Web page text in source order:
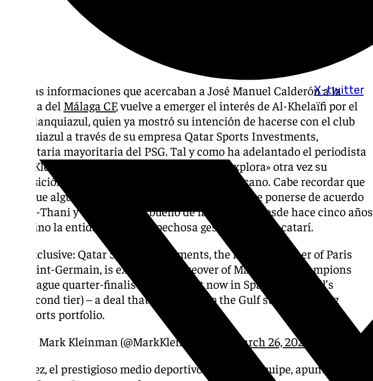
X-twitter
Tras las informaciones que acercaban a José Manuel Calderón a la
compra del Málaga CF, vuelve a emerger el interés de Al-Khelaïfi por el
club blanquiazul, quien ya mostró su intención de hacerse con el club
blanquiazul a través de su empresa Qatar Sports Investments,
propietaria mayoritaria del PSG. Tal y como ha adelantado el periodista
Mark Kleinman en ‘X’, dicha multinacional «explora» otra vez su
adquisición al intuirse un final judicial más cercano. Cabe recordar que
para que alguien nuevo compre el Málaga tiene que ponerse de acuerdo
con Al-Thani y tener el visto bueno de la jueza que desde hace cinco años
intervino la entidad por la sospechosa gestión el jeque catarí.
Exclusive: Qatar Sports Investments, the majority-owner of Paris
Saint-Germain, is exploring a takeover of Malaga CF (Champions
League quarter-finalists in 2013 but now in Spanish football’s
second tier) – a deal that would add to the Gulf state’s growing
sports portfolio.
— Mark Kleinman (@MarkKleinmanSky)
March 26, 2025
A su vez, el prestigioso medio deportivo francés, L’Equipe, apunta que